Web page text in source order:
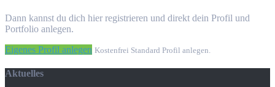
Dann kannst du dich hier registrieren und direkt dein Profil und
Portfolio anlegen.
Eigenes Profil anlegen Kostenfrei Standard Profil anlegen.
Aktuelles